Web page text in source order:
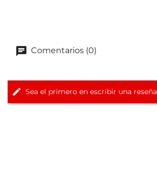
Comentarios (0)
Sea el primero en escribir una reseña